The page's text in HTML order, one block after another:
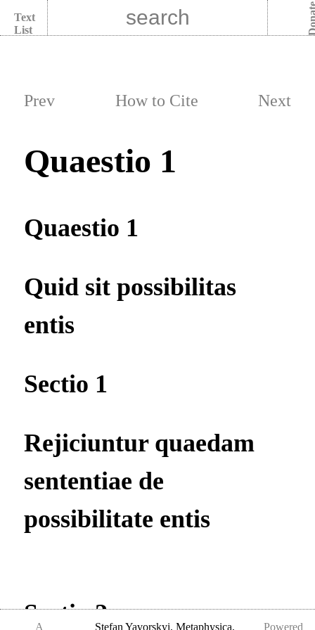
Text
List
Prev How to Cite Next
Quaestio 1
Quaestio 1
Quid sit possibilitas
entis
Sectio 1
Rejiciuntur quaedam
sententiae de
possibilitate entis
Sectio 2
A Stefan Yavorskyi, Metaphysica, Powered